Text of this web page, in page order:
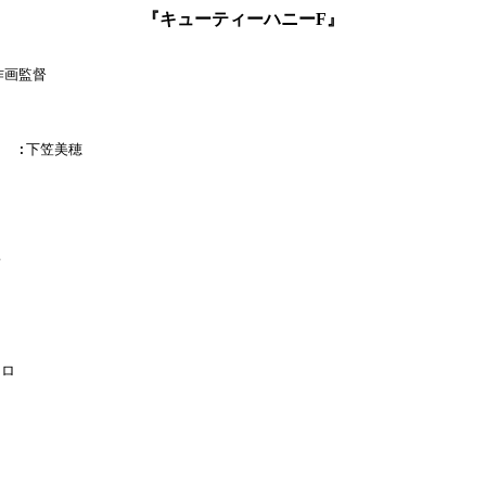
『キューティーハニーF』
監督
:下笠美穂